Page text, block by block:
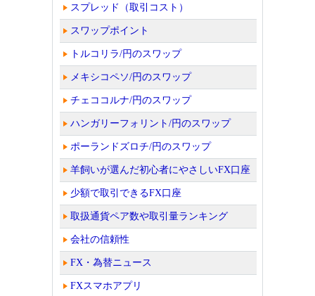
スプレッド（取引コスト）
スワップポイント
トルコリラ/円のスワップ
メキシコペソ/円のスワップ
チェココルナ/円のスワップ
ハンガリーフォリント/円のスワップ
ポーランドズロチ/円のスワップ
羊飼いが選んだ初心者にやさしいFX口座
少額で取引できるFX口座
取扱通貨ペア数や取引量ランキング
会社の信頼性
FX・為替ニュース
FXスマホアプリ